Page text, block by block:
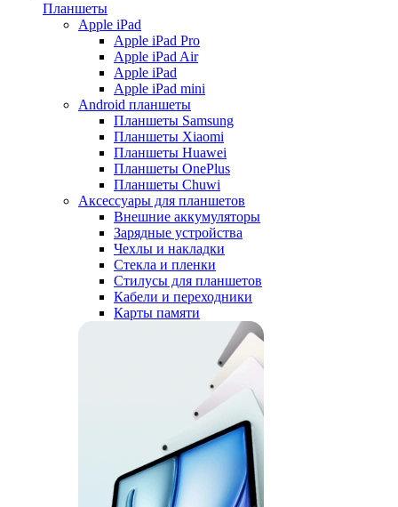
Планшеты
Apple iPad
Apple iPad Pro
Apple iPad Air
Apple iPad
Apple iPad mini
Android планшеты
Планшеты Samsung
Планшеты Xiaomi
Планшеты Huawei
Планшеты OnePlus
Планшеты Chuwi
Аксессуары для планшетов
Внешние аккумуляторы
Зарядные устройства
Чехлы и накладки
Стекла и пленки
Стилусы для планшетов
Кабели и переходники
Карты памяти